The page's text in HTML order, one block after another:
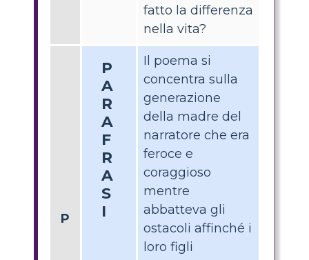
fatto la differenza
nella vita?
P
P
A
R
A
F
R
A
S
I
Il poema si
concentra sulla
generazione
della madre del
narratore che era
feroce e
coraggioso
mentre
abbatteva gli
ostacoli affinché i
loro figli